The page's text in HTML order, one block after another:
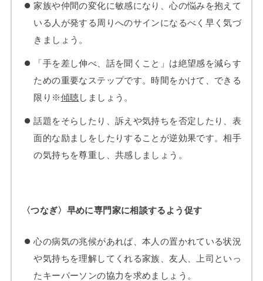
家族や仲間の変化に敏感になり、心の悩みを抱えて
いる人が発する周りへのサインになるべく早く気づ
きましょう。
「手を差し伸べ、話を聞くこと」は絶望感を減らす
ための重要なステップです。時間をかけて、できる
限り※傾聴しましょう。
話題をそらしたり、訴えや気持ちを否定したり、表
面的な励ましをしたりすることが逆効果です。相手
の気持ちを尊重し、共感しましょう。
〈つなぎ〉早めに専門家に相談するよう促す
心の病気の兆候があれば、本人の置かれている状況
や気持ちを理解してくれる家族、友人、上司といっ
たキーパーソンの協力を求めましょう。